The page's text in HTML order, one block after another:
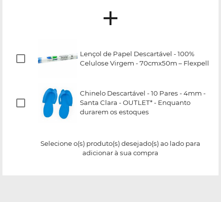
Lençol de Papel Descartável - 100%
Celulose Virgem - 70cmx50m – Flexpell
Chinelo Descartável - 10 Pares - 4mm -
Santa Clara - OUTLET* - Enquanto
durarem os estoques
Selecione o(s) produto(s) desejado(s) ao lado para
adicionar à sua compra